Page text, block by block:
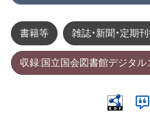
書籍等 雑誌・新聞・定期
収録:国立国会図書館デジタル